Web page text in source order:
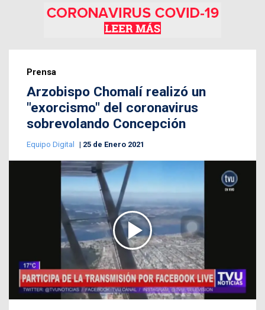
Prensa
Arzobispo Chomalí realizó un
"exorcismo" del coronavirus
sobrevolando Concepción
Equipo Digital 25 de Enero 2021